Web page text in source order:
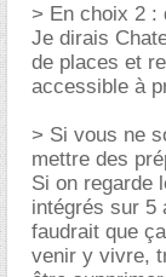
> En choix 2 :
Je dirais
de places et
accessible à
> Si vous ne
mettre des
Si on regarde
intégrés sur 5
faudrait que
venir y vivre,